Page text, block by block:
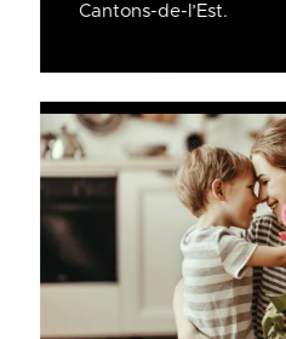
Cantons-de-l’Est.